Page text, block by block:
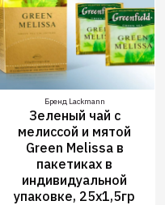
Бренд Lackmann
Зеленый чай с
мелиссой и мятой
Green Melissa в
пакетиках в
индивидуальной
упаковке, 25х1,5гр